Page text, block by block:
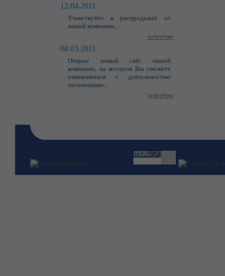
12.04.2011
Учавствуйте в распродажах от
нашей компании...
подробнее
08.03.2011
Открыт новый сайт нашей
компании, на котором Вы сможете
ознакомиться с деятельностью
организации...
подробнее